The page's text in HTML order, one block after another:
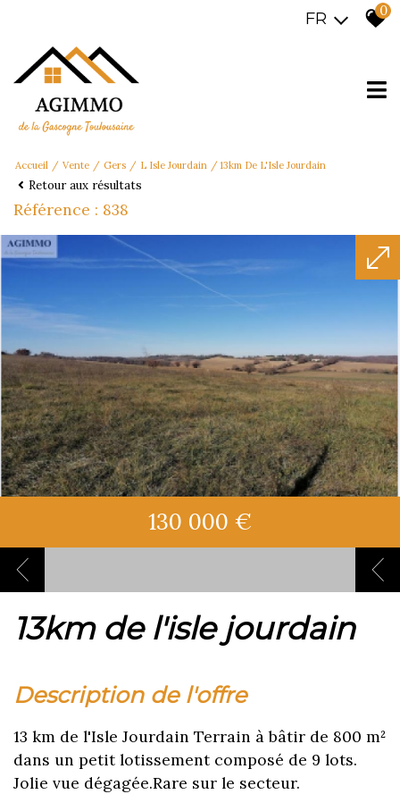
FR 0
Accueil Vente Gers L Isle Jourdain 13km De L'Isle Jourdain
Retour aux résultats
Référence : 838
130 000 €
13km de l'isle jourdain
description de l'offre
13 km de l'Isle Jourdain Terrain à bâtir de 800 m²
dans un petit lotissement composé de 9 lots.
Jolie vue dégagée.Rare sur le secteur.